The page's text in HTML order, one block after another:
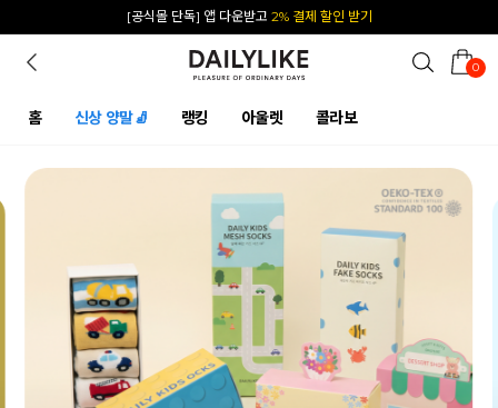
카카오 플친 추가하면1천원 즉시 할인 쿠폰
0
홈 신상 양말🧦 랭킹 아울렛 콜라보